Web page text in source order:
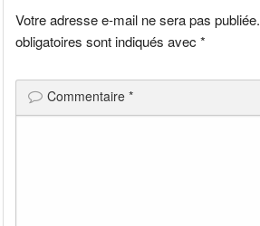
Votre adresse e-mail ne sera pas publiée.
obligatoires sont indiqués avec*
Commentaire*